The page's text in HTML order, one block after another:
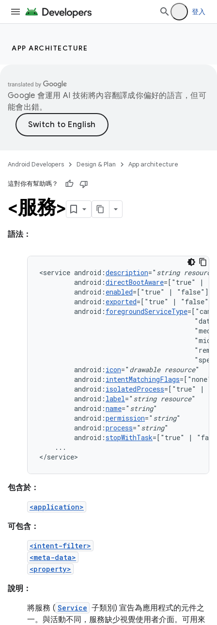
登入
APP ARCHITECTURE
Google 會運用 AI 技術將內容翻譯成你偏好的語言，但可
能會出錯。
Android Developers Design & Plan App architecture
這對你有幫助嗎？
<服務>
語法：
<service android:description=" string resource
android:directBootAware=["true"
|
android: enabled=["true" |
android: exported=["true" |
android: foregroundServiceType
android: icon=" drawable resource
android: intentMatchingFlags=["none"
android: isolatedProcess=["true"
|
android: label=" string resource
android:name=" string
android:permission=" string
android:process=" string
android:stopWithTask=["true"
|
...
</service>
包含於：
<application>
可包含：
<intent-filter>
<meta-data>
<property>
說明：
將服務 ( Service 子類別) 宣告為應用程式的元件之
一。與活動不同，服務缺少視覺使用者介面。可用來